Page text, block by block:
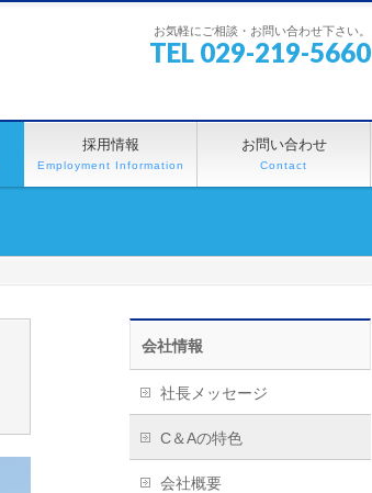
お気軽にご相談・お問い合わせ下さい。
TEL 029-219-5660
採用情報
Employment Information
お問い合わせ
Contact
会社情報
社長メッセージ
C＆Aの特色
会社概要